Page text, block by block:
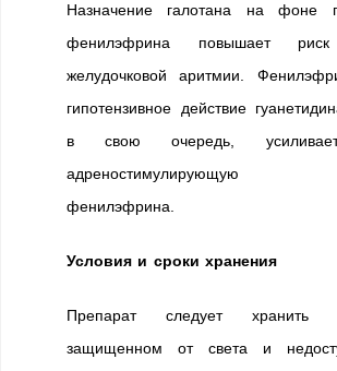
Назначение галотана на фоне
фенилэфрина повышает риск
желудочковой аритмии.
гипотензивное действие
в свою очередь,
адреностимулирующую
фенилэфрина.
Условия и сроки хранения
Препарат следует хранить
защищенном от света и